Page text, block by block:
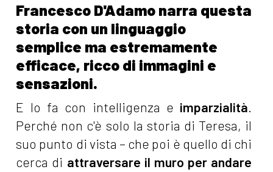
Francesco D'Adamo narra questa
storia con un linguaggio
semplice ma estremamente
efficace, ricco di immagini e
sensazioni.
E lo fa con intelligenza e imparzialità.
Perché non c'è solo la storia di Teresa, il
suo punto di vista – che poi è quello di chi
cerca di attraversare il muro per andare